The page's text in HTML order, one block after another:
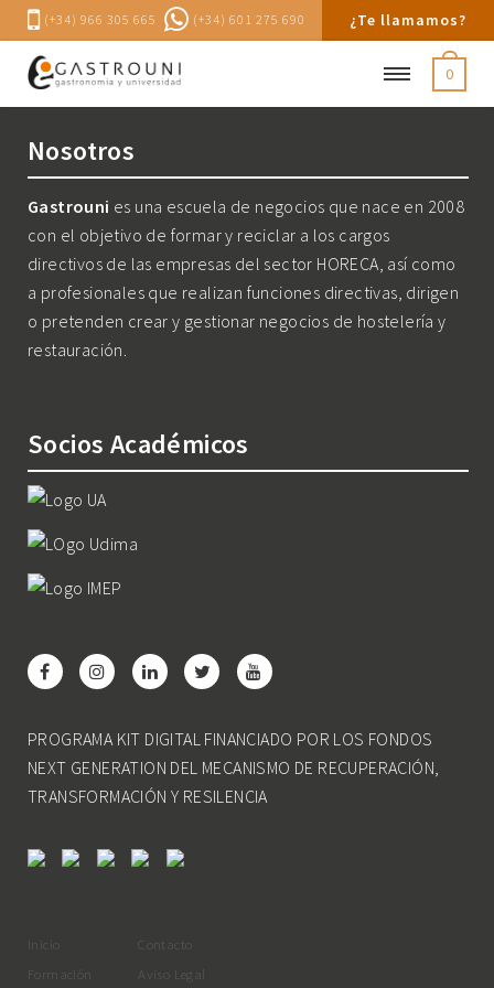
(+34) 966 305 665 (+34) 601 275 690 ¿Te llamamos?
0
Nosotros
Gastrouni es una escuela de negocios que nace en 2008
con el objetivo de formar y reciclar a los cargos
directivos de las empresas del sector HORECA, así como
a profesionales que realizan funciones directivas, dirigen
o pretenden crear y gestionar negocios de hostelería y
restauración.
Socios Académicos
PROGRAMA KIT DIGITAL FINANCIADO POR LOS FONDOS
NEXT GENERATION DEL MECANISMO DE RECUPERACIÓN,
TRANSFORMACIÓN Y RESILENCIA
Inicio
Formación
Contacto
Aviso Legal